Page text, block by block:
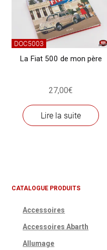
DOC5003
La Fiat 500 de mon père
27,00€
Lire la suite
CATALOGUE PRODUITS
Accessoires
Accessoires Abarth
Allumage